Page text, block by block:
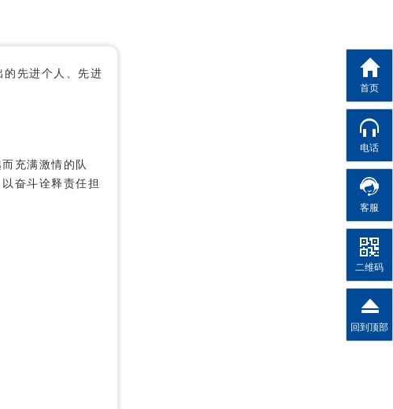
的先进个人、先进
充满激情的队
奋斗诠释责任担
首页
电话
客服
二维码
回到顶部